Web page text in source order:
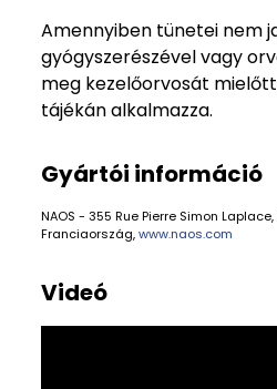
Amennyiben tünetei nem
gyógyszerészével vagy
meg kezelőorvosát
tájékán alkalmazza.
Gyártói információ
NAOS - 355 Rue Pierre Simon
Franciaország,www.naos.com
Videó